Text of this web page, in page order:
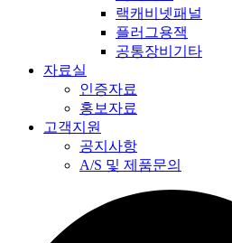
랙캐비넷패널
플러그용잭
공통장비기타
자료실
인증자료
홍보자료
고객지원
공지사항
A/S 및 제품문의​